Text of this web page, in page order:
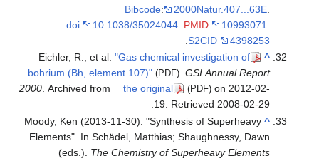
Bibcode: 2000Natur.407...63E
doi: 10.1038/35024044 PMID 10993071
S2CID
4398253
.
^
Eichler, R.; et al."Gas chemical investigation of
bohrium (Bh, element 107)" (PDF).GSI Annual Report
2000. Archived from the original (PDF) on 2012-02-
19. Retrieved2008-02-29
.
^
Moody, Ken (2013-11-30). "Synthesis of Superheavy
Elements". In Schädel, Matthias; Shaughnessy, Dawn
(eds.). The Chemistry of Superheavy Elements